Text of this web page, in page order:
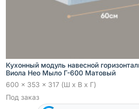
Кухонный модуль навесной
Виола Нео Мыло Г-600 Матовый
600 x 353 x 317 (Ш x В x Г)
Под заказ